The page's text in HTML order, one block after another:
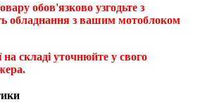
обов'язково узгодьте з
обладнання з вашим мотоблоком
на складі уточнюйте у свого